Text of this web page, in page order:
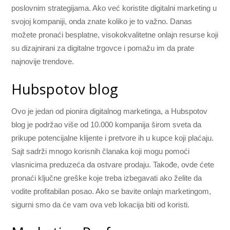
poslovnim strategijama. Ako već koristite digitalni marketing u
svojoj kompaniji, onda znate koliko je to važno. Danas
možete pronaći besplatne, visokokvalitetne onlajn resurse koji
su dizajnirani za digitalne trgovce i pomažu im da prate
najnovije trendove.
Hubspotov blog
Ovo je jedan od pionira digitalnog marketinga, a Hubspotov
blog je podržao više od 10.000 kompanija širom sveta da
prikupe potencijalne klijente i pretvore ih u kupce koji plaćaju.
Sajt sadrži mnogo korisnih članaka koji mogu pomoći
vlasnicima preduzeća da ostvare prodaju. Takođe, ovde ćete
pronaći ključne greške koje treba izbegavati ako želite da
vodite profitabilan posao. Ako se bavite onlajn marketingom,
sigurni smo da će vam ova veb lokacija biti od koristi.